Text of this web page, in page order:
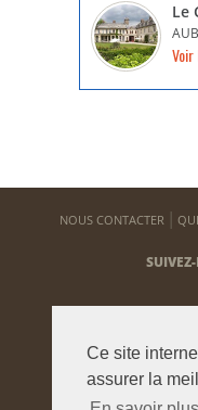
Ce site
assurer la
Le
Voir
NOUS CONTACTER
Pour vous